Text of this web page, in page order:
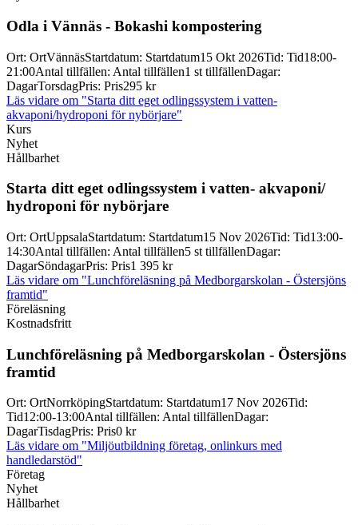
Odla i Vännäs - Bokashi kompostering
Ort: OrtVännäsStartdatum: Startdatum15 Okt 2026Tid: Tid18:00-
21:00Antal tillfällen: Antal tillfällen1 st tillfällenDagar:
DagarTorsdagPris: Pris295 kr
Läs vidare om "Starta ditt eget odlingssystem i vatten-
akvaponi/hydroponi för nybörjare"
Kurs
Nyhet
Hållbarhet
Starta ditt eget odlingssystem i vatten- akvaponi/
hydroponi för nybörjare
Ort: OrtUppsalaStartdatum: Startdatum15 Nov 2026Tid: Tid13:00-
14:30Antal tillfällen: Antal tillfällen5 st tillfällenDagar:
DagarSöndagarPris: Pris1 395 kr
Läs vidare om "Lunchföreläsning på Medborgarskolan - Östersjöns
framtid"
Föreläsning
Kostnadsfritt
Lunchföreläsning på Medborgarskolan - Östersjöns
framtid
Ort: OrtNorrköpingStartdatum: Startdatum17 Nov 2026Tid:
Tid12:00-13:00Antal tillfällen: Antal tillfällenDagar:
DagarTisdagPris: Pris0 kr
Läs vidare om "Miljöutbildning företag, onlinkurs med
handledarstöd"
Företag
Nyhet
Hållbarhet